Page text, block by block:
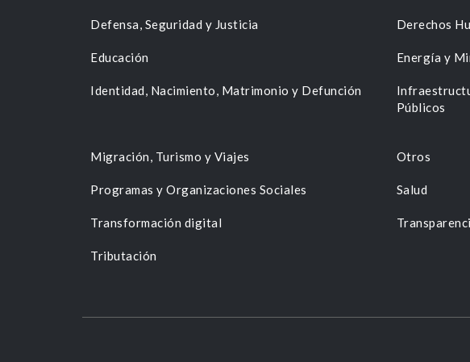
Defensa, Seguridad y Justicia Derechos
Educación Energía y
Identidad, Nacimiento, Matrimonio y Defunción
Públicos
Migración, Turismo y Viajes Otros
Programas y Organizaciones Sociales Salud
Transformación digital
Tributación